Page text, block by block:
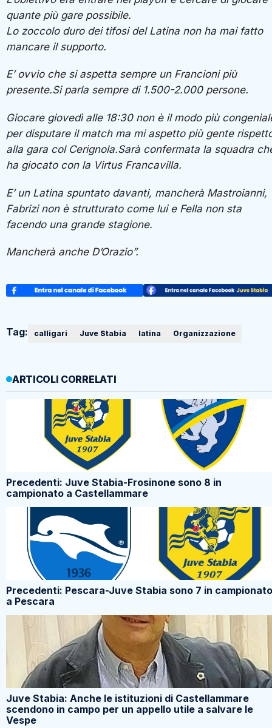
quante più gare possibile.
Lo zoccolo duro dei tifosi del Latina non ha mai fatto
mancare il supporto.
E’ ovvio che si aspetta sempre un Francioni più
presente.Si parla sempre di 1.500-2.000 persone.
Giocare giovedì alle 18:30 non è il modo più
per disputare il match ma mi aspetto più gente
alla gara col Cerignola.Sarà confermata la squadra
ha giocato con la Virtus Francavilla.
E’ un Latina spuntato davanti, mancherà Mastroianni,
Fabrizi non è strutturato come lui e Fella non sta
facendo una grande stagione.
Mancherà anche D’Orazio”.
Tag: calligari Juve Stabia latina Organizzazione
ARTICOLI CORRELATI
Precedenti: Juve Stabia-Frosinone sono 8 in
campionato a Castellammare
Precedenti: Pescara-Juve Stabia sono 7 in campionato
a Pescara
Juve Stabia: Anche le istituzioni di Castellammare
scendono in campo per un appello utile a salvare le
Vespe